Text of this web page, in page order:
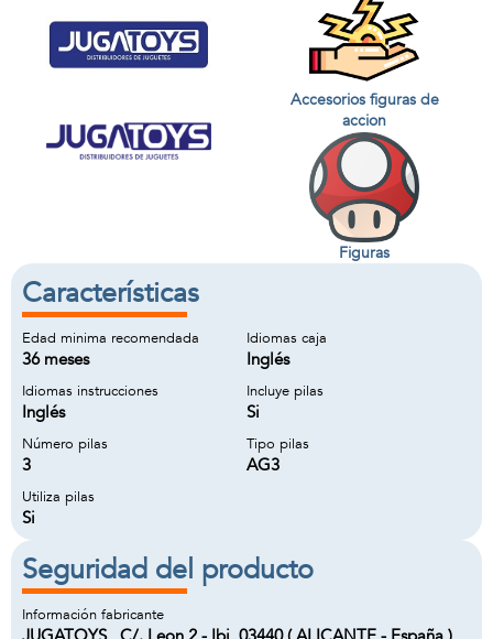
Accesorios figuras de
accion
Figuras
Características
Edad minima recomendada
36 meses
Idiomas caja
Inglés
Idiomas instrucciones
Inglés
Incluye pilas
Si
Número pilas
3
Tipo pilas
AG3
Utiliza pilas
Si
Seguridad del producto
Información fabricante